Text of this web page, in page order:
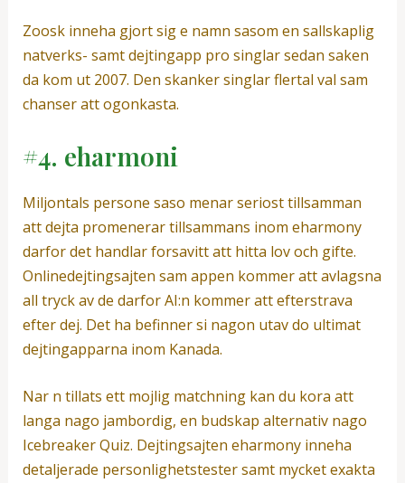
Zoosk inneha gjort sig e namn sasom en sallskaplig
natverks- samt dejtingapp pro singlar sedan saken
da kom ut 2007. Den skanker singlar flertal val sam
chanser att ogonkasta.
#4. eharmoni
Miljontals persone saso menar seriost tillsamman
att dejta promenerar tillsammans inom eharmony
darfor det handlar forsavitt att hitta lov och gifte.
Onlinedejtingsajten sam appen kommer att avlagsna
all tryck av de darfor AI:n kommer att efterstrava
efter dej. Det ha befinner si nagon utav do ultimat
dejtingapparna inom Kanada.
Nar n tillats ett mojlig matchning kan du kora att
langa nago jambordig, en budskap alternativ nago
Icebreaker Quiz. Dejtingsajten eharmony inneha
detaljerade personlighetstester samt mycket exakta